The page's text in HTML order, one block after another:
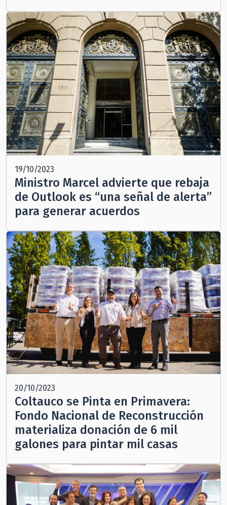
19/10/2023
Ministro Marcel advierte que rebaja
de Outlook es “una señal de alerta”
para generar acuerdos
20/10/2023
Coltauco se Pinta en Primavera:
Fondo Nacional de Reconstrucción
materializa donación de 6 mil
galones para pintar mil casas